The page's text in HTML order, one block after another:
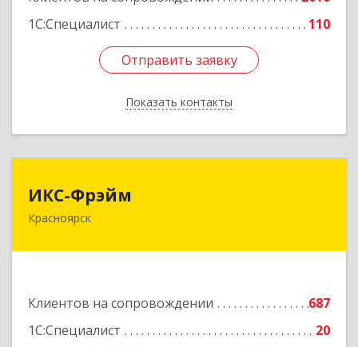
1С:Специалист
110
Отправить заявку
Показать контакты
Отправить заявку
Назад
ИКС-Фрэйм
Красноярск
Клиентов на сопровождении
687
1С:Специалист
20
660077, Красноярский край, Красноярск г,